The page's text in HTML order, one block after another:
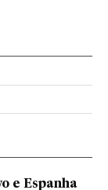
e Espanha